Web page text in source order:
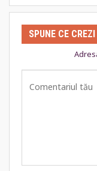
SPUNE CE CREZI